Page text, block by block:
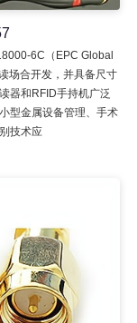
6C（EPC Global
场合开发，并具备尺寸
器和RFID手持机广泛
型金属设备管理、手术
技术应